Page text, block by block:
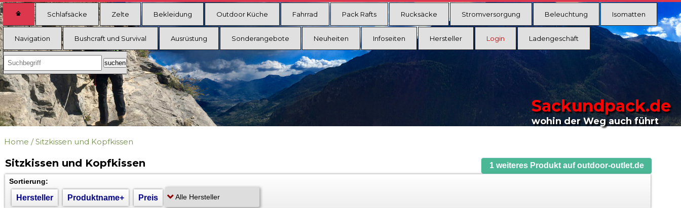
Schlafsäcke Zelte Bekleidung Outdoor Küche Fahrrad Pack Rafts Rucksäcke Stromversorgung Beleuchtung Isomatten
Navigation Bushcraft und Survival Ausrüstung Sonderangebote Neuheiten Infoseiten Hersteller Login Ladengeschäft
Sackundpack.de
wohin der Weg auch führt
Home /Sitzkissen und Kopfkissen
Sitzkissen und Kopfkissen 1 weiteres Produkt auf outdoor-outlet.de
Sortierung:
Hersteller Produktname+ Preis